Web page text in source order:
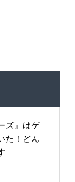
ズ』はゲ
た！どん